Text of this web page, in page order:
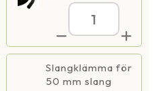
Superflow
Techno
Pro
30000S
mängd
Slangklämma för
50 mm slang